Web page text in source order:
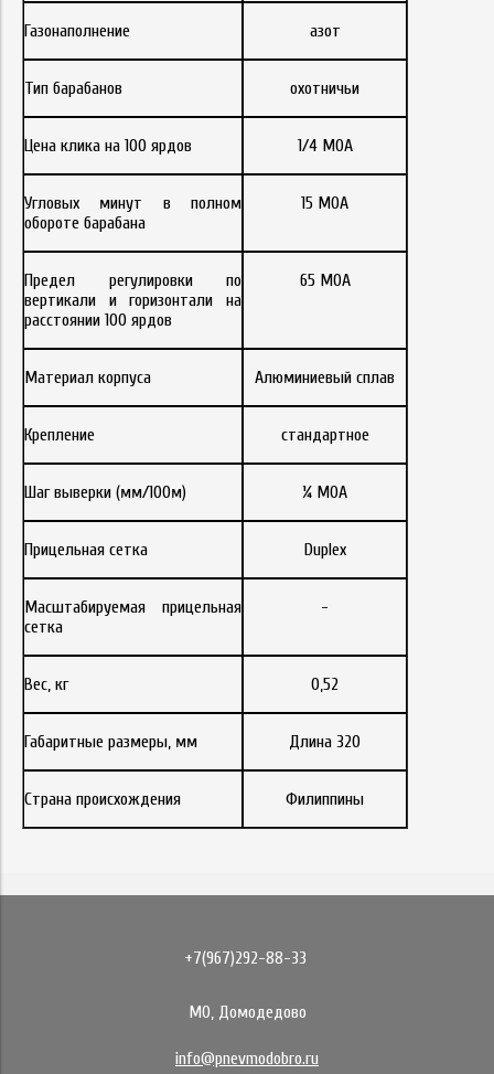
Газонаполнение азот
Тип барабанов охотничьи
Цена клика на 100 ярдов 1/4 MOA
Угловых минут в полном
обороте барабана
15 MOA
Предел регулировки по
вертикали и горизонтали на
расстоянии 100 ярдов
65 MOA
Материал корпуса Алюминиевый сплав
Крепление стандартное
Шаг выверки (мм/100м) ¼ MOA
Прицельная сетка Duplex
Масштабируемая прицельная
сетка
-
Вес, кг 0,52
Габаритные размеры, мм Длина 320
Страна происхождения Филиппины
+7(967)292-88-33
МО, Домодедово
info@pnevmodobro.ru